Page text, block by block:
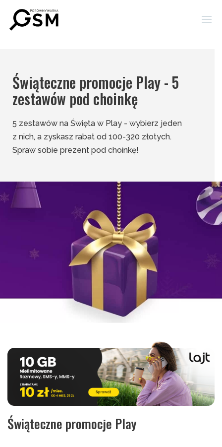
Świąteczne promocje Play - 5
zestawów pod choinkę
5 zestawów na Święta w Play - wybierz jeden
z nich, a zyskasz rabat od 100-320 złotych.
Spraw sobie prezent pod choinkę!
Świąteczne promocje Play